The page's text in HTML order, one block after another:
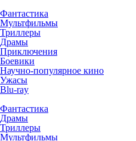
Фантастика
Мультфильмы
Триллеры
Драмы
Приключения
Боевики
Научно-популярное кино
Ужасы
Blu-ray
Фантастика
Драмы
Триллеры
Мультфильмы